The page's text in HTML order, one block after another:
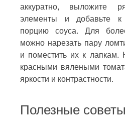
аккуратно, выложите
элементы и добавьте к
порцию соуса. Для
можно нарезать пару
и поместить их к лапкам.
красными вялеными
яркости и контрастности.
Полезные советы